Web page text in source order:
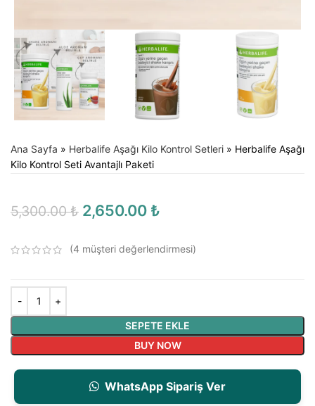
Ana Sayfa » Herbalife Aşağı Kilo Kontrol Setleri » Herbalife Aşağı
Kilo Kontrol Seti Avantajlı Paketi
5,300.00₺ 2,650.00 ₺
(4 müşteri değerlendirmesi)
SEPETE EKLE
BUY NOW
WhatsApp Sipariş Ver